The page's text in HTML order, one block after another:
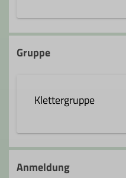
Schulstraße 28
Gruppe
Klettergruppe
Anmeldung